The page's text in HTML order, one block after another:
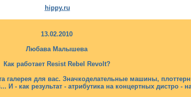
hippy.ru
13.02.2010
Любава Малышева
Как работает Resist Rebel Revolt?
галерея для вас. Значкоделательные машины,
И - как результат - атрибутика на концертных дистро -